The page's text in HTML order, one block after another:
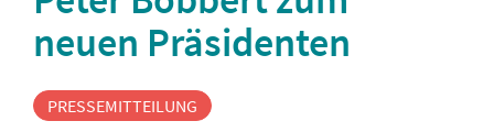
neuen Präsidenten
PRESSEMITTEILUNG